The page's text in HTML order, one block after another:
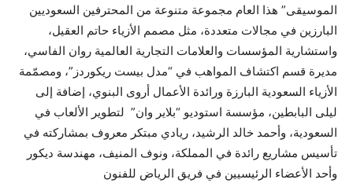
الموسيقى” هذا العام مجموعة متنوعة من المحترفين السعوديين
البارزين في مجالات متعددة، مثل مصمم الأزياء حاتم العقيل،
واستشارية المؤسسات والعلامات التجارية العالمية روان الفاسي،
مديرة قسم اكتشاف المواهب في “مدل بيست ريكوردز”، ومصمّمة
الأزياء السعودية البارزة ورائدة الأعمال أروى البنوي، إضافة إلى
ليلى البابطين، مؤسسة استوديو “بلاير وان” لتطوير الألعاب في
السعودية، وأحمد خالد الرشيد، ريادي مبتكر معروف بمشاركته في
تأسيس مشاريع رائدة في المملكة، ونوف المنيف، مهندسة ديكور
وأحد الأعضاء الرئيسيين في فريق الرياض للفنون